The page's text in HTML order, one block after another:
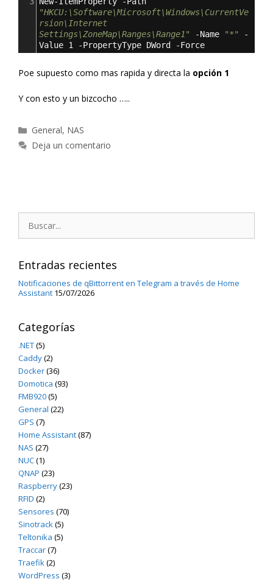
"HKCU:\Software\Microsoft\Windows\CurrentVe
rsion\Internet
Settings\ZoneMap\Ranges\Range1"
-Name "*"
-
Value 1 -PropertyType DWord -Force
Poe supuesto como mas rapida y directa la opción 1
Y con esto y un bizcocho …..
Categorías
General, NAS
Deja un comentario
Entradas recientes
Notificaciones de qBittorrent en Telegram a través de Home
Assistant 15/07/2026
Categorías
.NET(5)
Caddy(2)
Docker(36)
Domotica (93)
FMB920(5)
General (22)
GPS (7)
Home Assistant(87)
NAS (27)
NUC(1)
QNAP (23)
Raspberry(23)
RFID (2)
Sensores (70)
Sinotrack(5)
Teltonika (5)
Traccar(7)
Traefik(2)
WordPress (3)